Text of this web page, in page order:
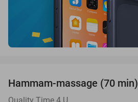
OUT
Hammam-massage (70 min)